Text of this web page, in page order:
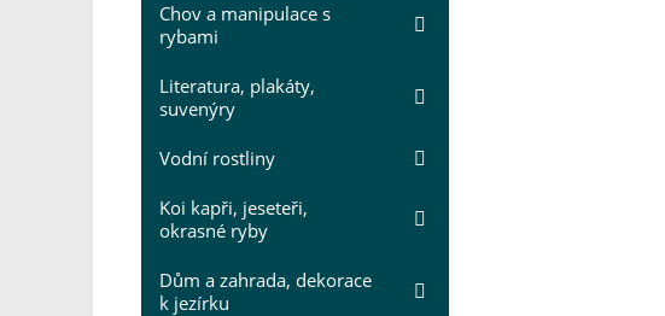
Chov a manipulace s
rybami
Literatura, plakáty,
suvenýry
Vodní rostliny
Koi kapři, jeseteři,
okrasné ryby
Dům a zahrada, dekorace
k jezírku